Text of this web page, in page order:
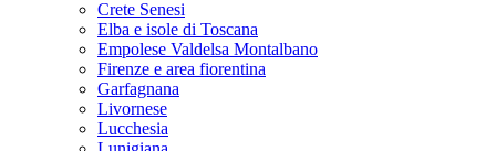
Crete Senesi
Elba e isole di Toscana
Empolese Valdelsa Montalbano
Firenze e area fiorentina
Garfagnana
Livornese
Lucchesia